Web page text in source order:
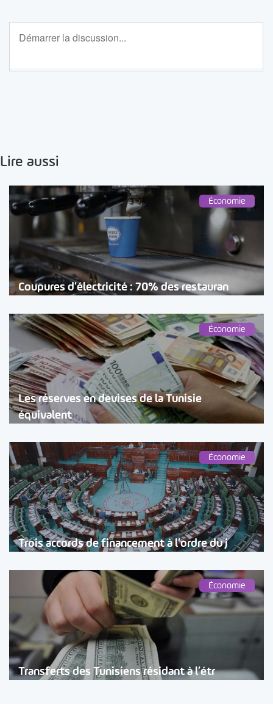
Lire aussi
Économie
Coupures d’électricité : 70% des restauran
Économie
Les réserves en devises de la Tunisie
équivalent
Économie
Trois accords de financement à l’ordre du j
Économie
Transferts des Tunisiens résidant à l’étr